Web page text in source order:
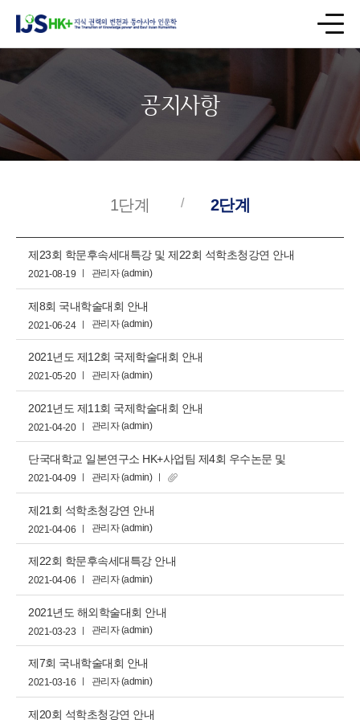
공지사항
1단계 2단계
제23회 학문후속세대특강 및 제22회 석학초청강연 안내
2021-08-19 관리자 (admin)
제8회 국내학술대회 안내
2021-06-24 관리자 (admin)
2021년도 제12회 국제학술대회 안내
2021-05-20 관리자 (admin)
2021년도 제11회 국제학술대회 안내
2021-04-20 관리자 (admin)
단국대학교 일본연구소 HK+사업팀 제4회 우수논문 및
신진연구자 지원 안내
2021-04-09 관리자 (admin)
제21회 석학초청강연 안내
2021-04-06 관리자 (admin)
제22회 학문후속세대특강 안내
2021-04-06 관리자 (admin)
2021년도 해외학술대회 안내
2021-03-23 관리자 (admin)
제7회 국내학술대회 안내
2021-03-16 관리자 (admin)
제20회 석학초청강연 안내